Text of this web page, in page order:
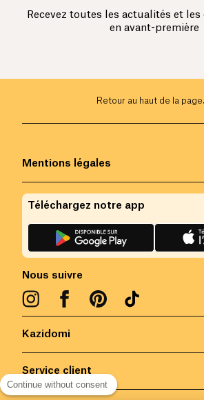
Recevez toutes les actualités et
en avant-première
Retour au haut de la page
Kazidomi
Service client
Mentions légales
Nous suivre
Téléchargez notre app
Continue without consent